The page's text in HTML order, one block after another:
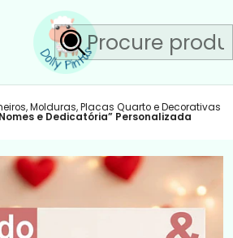
Molduras, Placas Quarto e Decorativas
e Dedicatória” Personalizada